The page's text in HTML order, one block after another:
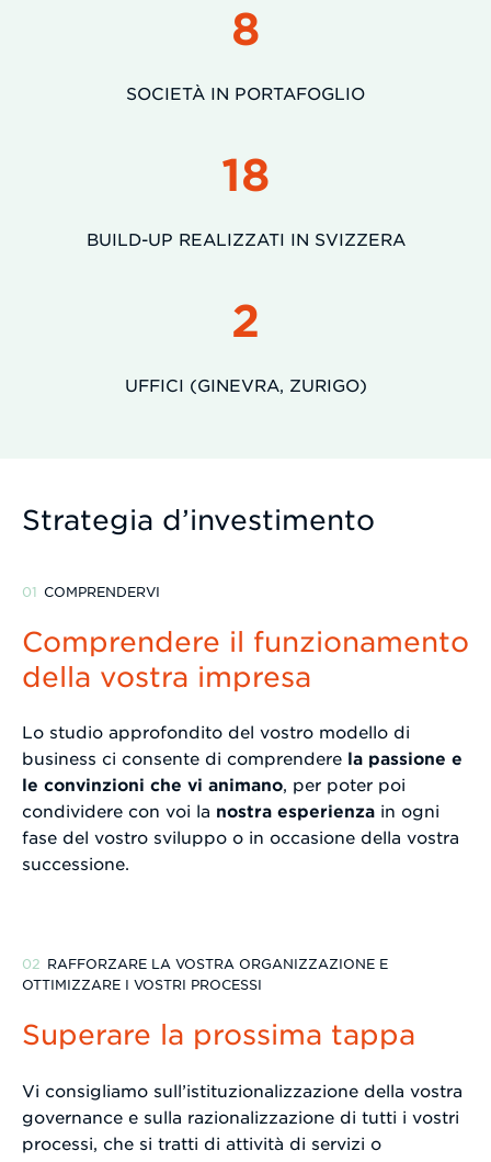
8
SOCIETÀ IN PORTAFOGLIO
18
BUILD-UP REALIZZATI IN SVIZZERA
2
UFFICI (GINEVRA, ZURIGO)
Strategia d’investimento
COMPRENDERVI
Comprendere il funzionamento
della vostra impresa
Lo studio approfondito del vostro modello di
business ci consente di comprendere la passione e
le convinzioni che vi animano, per poter poi
condividere con voi la nostra esperienza in ogni
fase del vostro sviluppo o in occasione della vostra
successione.
RAFFORZARE LA VOSTRA ORGANIZZAZIONE E
OTTIMIZZARE I VOSTRI PROCESSI
Superare la prossima tappa
Vi consigliamo sull’istituzionalizzazione della vostra
governance e sulla razionalizzazione di tutti i vostri
processi, che si tratti di attività di servizi o